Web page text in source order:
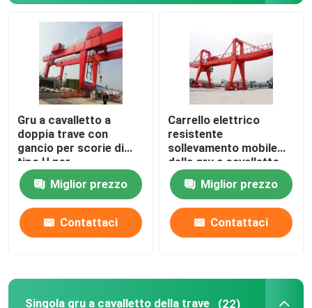
Gru a cavalletto a
doppia trave con
gancio per scorie di
tipo U per
metropolitana 75t M6
all'apertoMiglior prezzo
Contattaci
Carrello elettrico
resistente
sollevamento mobile
della gru a cavalletto
30M della gru a
cavalletto da 200
tonnellate
Miglior prezzo
Contattaci
Singola gru a cavalletto della trave (22)